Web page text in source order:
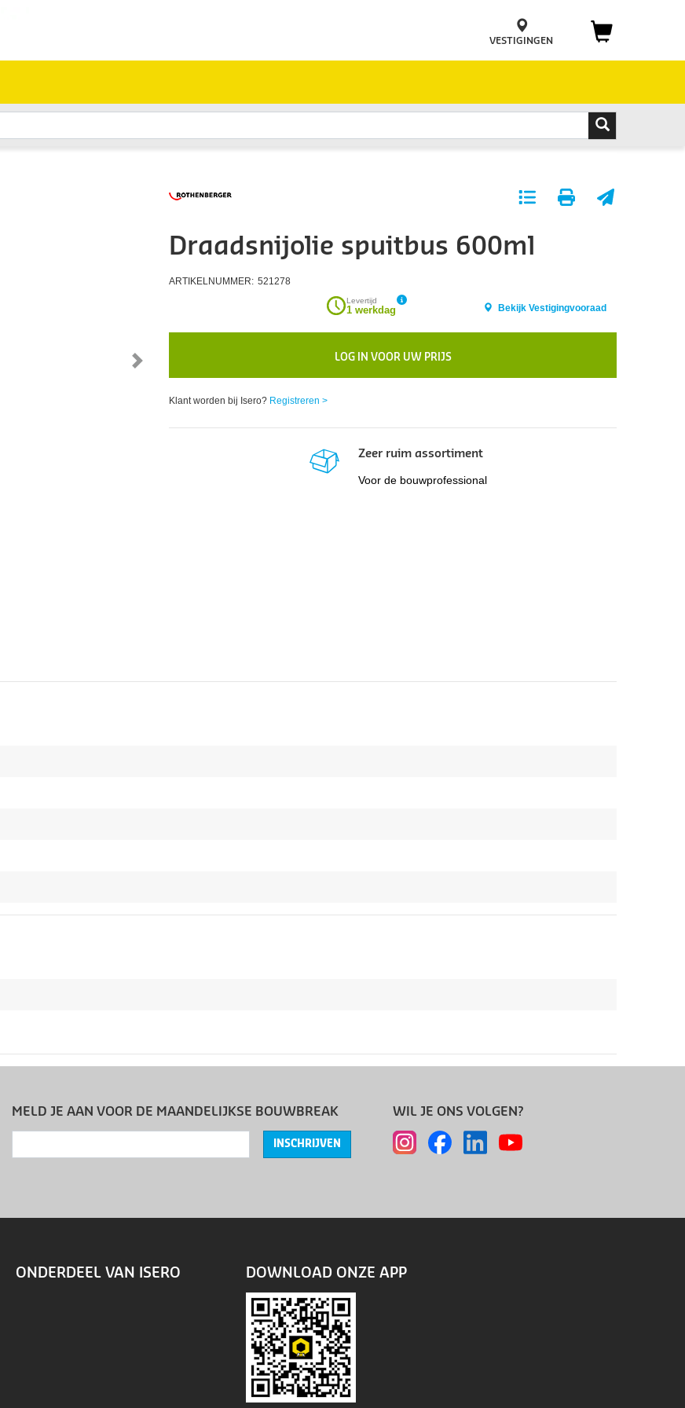
VESTIGINGEN
favorieten
Draadsnijolie spuitbus 600ml
ARTIKELNUMMER: 521278
Levertijd
1 werkdag Bekijk Vestigingvooraad
LOG IN VOOR UW PRIJS
Klant worden bij Isero? Registreren >
Zeer ruim assortiment
Voor de bouwprofessional
MELD JE AAN VOOR DE MAANDELIJKSE BOUWBREAK
INSCHRIJVEN
WIL JE ONS VOLGEN?
ONDERDEEL VAN ISERO DOWNLOAD ONZE APP